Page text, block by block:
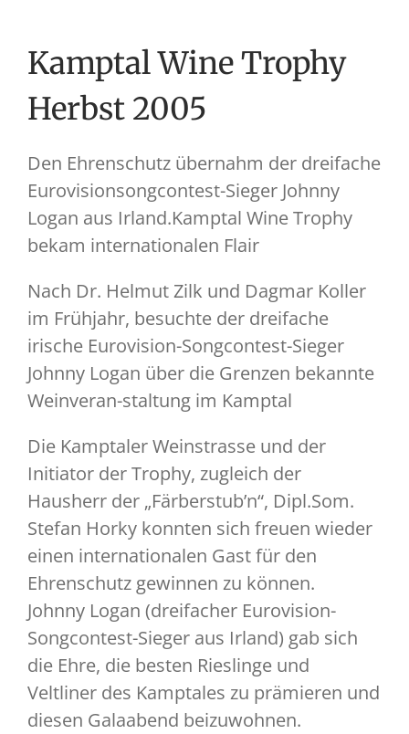
Kamptal Wine Trophy
Herbst 2005
Den Ehrenschutz übernahm der dreifache
Eurovisionsongcontest-Sieger Johnny
Logan aus Irland.Kamptal Wine Trophy
bekam internationalen Flair
Nach Dr. Helmut Zilk und Dagmar Koller
im Frühjahr, besuchte der dreifache
irische Eurovision-Songcontest-Sieger
Johnny Logan über die Grenzen bekannte
Weinveran-staltung im Kamptal
Die Kamptaler Weinstrasse und der
Initiator der Trophy, zugleich der
Hausherr der „Färberstub’n“, Dipl.Som.
Stefan Horky konnten sich freuen wieder
einen internationalen Gast für den
Ehrenschutz gewinnen zu können.
Johnny Logan (dreifacher Eurovision-
Songcontest-Sieger aus Irland) gab sich
die Ehre, die besten Rieslinge und
Veltliner des Kamptales zu prämieren und
diesen Galaabend beizuwohnen.